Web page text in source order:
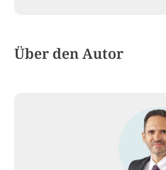
Über den Autor